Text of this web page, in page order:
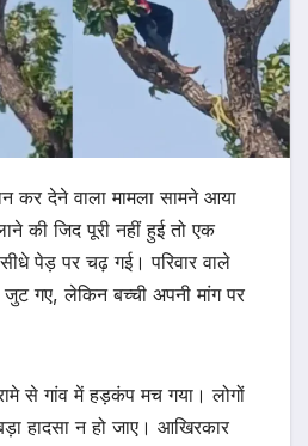
कर देने वाला मामला सामने आया
की जिद पूरी नहीं हुई तो एक
पेड़ पर चढ़ गई। परिवार वाले
जुट गए, लेकिन बच्ची अपनी मांग पर
से गांव में हड़कंप मच गया। लोगों
हादसा न हो जाए। आखिरकार